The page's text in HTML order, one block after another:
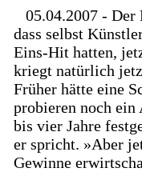
05.04.2007 -
dass selbst
Eins-Hit hatten,
kriegt natürlich
Früher hätte eine
probieren noch ein
bis vier Jahre
er spricht. »Aber
Gewinne